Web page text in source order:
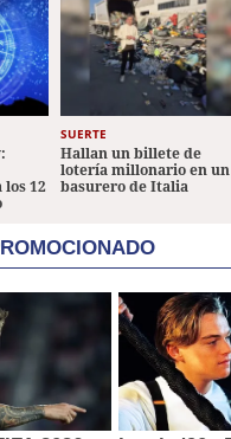
los 12
SUERTE
Hallan un billete de
lotería millonario en un
basurero de Italia